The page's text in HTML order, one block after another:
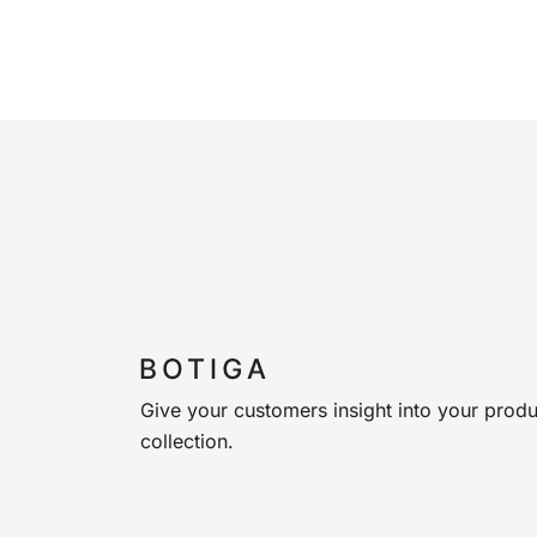
Give your customers insight into your
collection.